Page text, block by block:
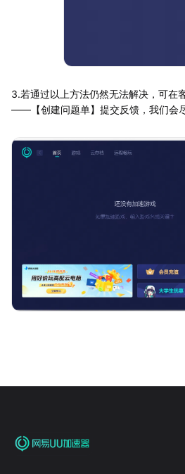
3.若通过以上方法仍然无法解决，可在
——【创建问题单】提交反馈，我们会